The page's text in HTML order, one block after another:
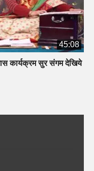
45:08
कार्यक्रम सुर संगम देखिये